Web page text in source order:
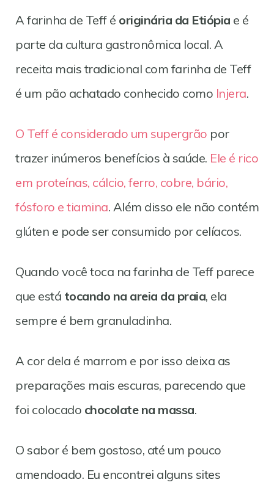
A farinha de Teff é originária da Etiópia e é
parte da cultura gastronômica local. A
receita mais tradicional com farinha de Teff
é um pão achatado conhecido como Injera.
O Teff é considerado um supergrão por
trazer inúmeros benefícios à saúde. Ele é rico
em proteínas, cálcio, ferro, cobre, bário,
fósforo e tiamina. Além disso ele não contém
glúten e pode ser consumido por celíacos.
Quando você toca na farinha de Teff parece
que está tocando na areia da praia, ela
sempre é bem granuladinha.
A cor dela é marrom e por isso deixa as
preparações mais escuras, parecendo que
foi colocado chocolate na massa.
O sabor é bem gostoso, até um pouco
amendoado. Eu encontrei alguns sites